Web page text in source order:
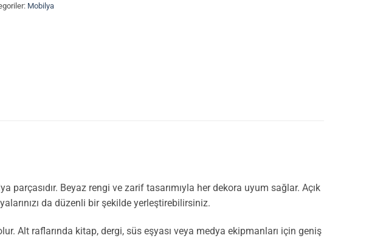
Mobilya
Beyaz rengi ve zarif tasarımıyla her dekora uyum sağlar. Açık
da düzenli bir şekilde yerleştirebilirsiniz.
Alt raflarında kitap, dergi, süs eşyası veya medya ekipmanları için geniş